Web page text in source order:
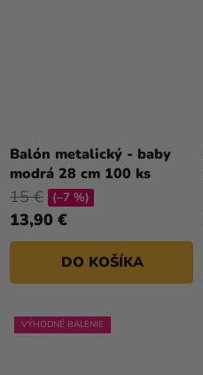
Balón metalický - baby
modrá 28 cm 100 ks
13,90 €
15 € (–7 %)
DO KOŠÍKA
VÝHODNÉ BALENIE